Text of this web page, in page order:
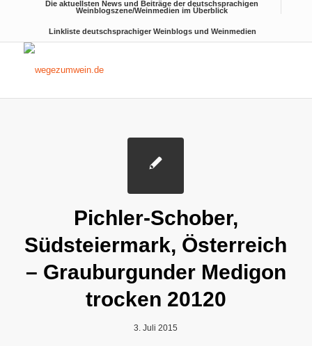
Die aktuellsten News und Beiträge der deutschsprachigen
Weinblogszene/Weinmedien im Überblick
Linkliste deutschsprachiger Weinblogs und Weinmedien
Pichler-Schober,
Südsteiermark, Österreich
– Grauburgunder Medigon
trocken 20120
3. Juli 2015